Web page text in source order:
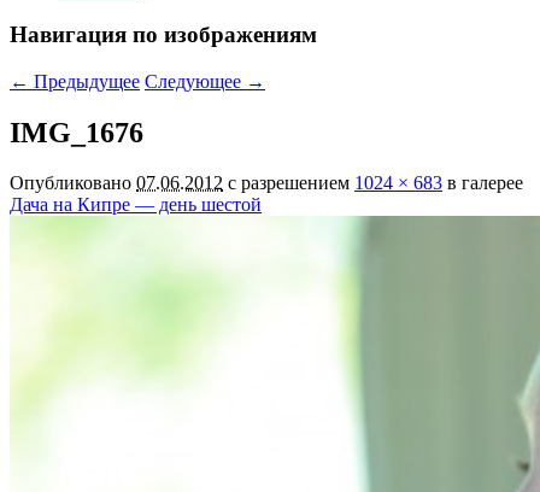
Навигация по изображениям
← Предыдущее Следующее →
IMG_1676
Опубликовано 07.06.2012 с разрешением 1024 × 683 в галерее
Дача на Кипре — день шестой